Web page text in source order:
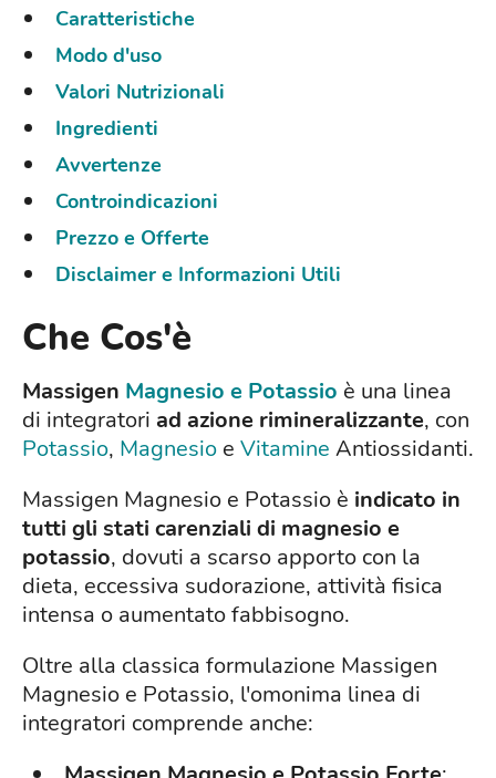
Caratteristiche
Modo d'uso
Valori Nutrizionali
Ingredienti
Avvertenze
Controindicazioni
Prezzo e Offerte
Disclaimer e Informazioni Utili
Che Cos'è
Massigen Magnesio e Potassio è una linea
di integratori ad azione rimineralizzante, con
Potassio, Magnesio e Vitamine Antiossidanti.
Massigen Magnesio e Potassio è indicato in
tutti gli stati carenziali di magnesio e
potassio, dovuti a scarso apporto con la
dieta, eccessiva sudorazione, attività fisica
intensa o aumentato fabbisogno.
Oltre alla classica formulazione Massigen
Magnesio e Potassio, l'omonima linea di
integratori comprende anche: